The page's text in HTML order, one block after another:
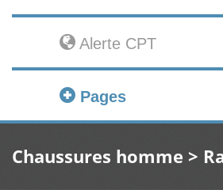
Alerte CPT
Pages
Chaussures homme >